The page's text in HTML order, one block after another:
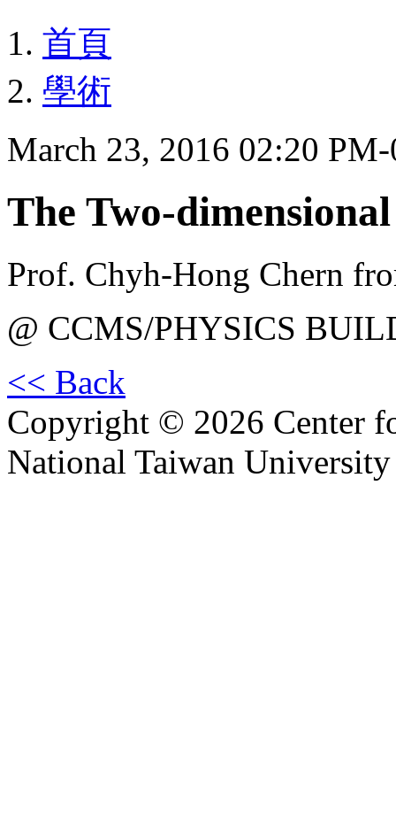
首頁
學術
March 23, 2016 02:20
The Two-
Prof. Chyh-Hong Chern
@ CCMS/PHYSICS
<< Back
Copyright © 2026 Center
National Taiwan University